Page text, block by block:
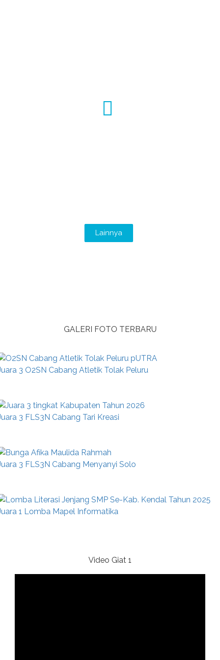
Lainnya
GALERI FOTO TERBARU
3 O2SN Cabang Atletik Tolak Peluru
3 FLS3N Cabang Tari Kreasi
3 FLS3N Cabang Menyanyi Solo
1 Lomba Mapel Informatika
Video Giat 1